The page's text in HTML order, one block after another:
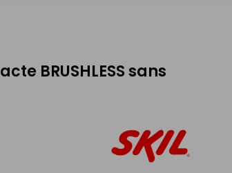
BRUSHLESS sans